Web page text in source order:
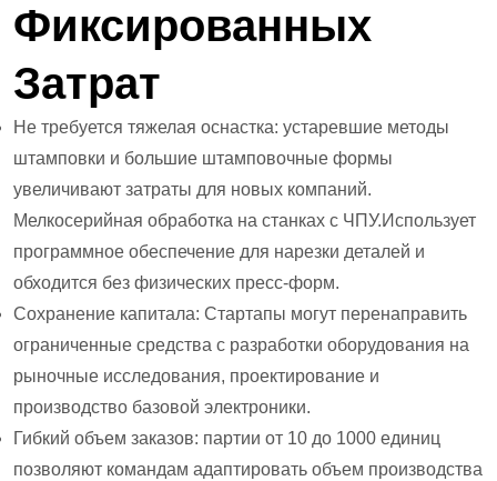
Фиксированных
Затрат
Не требуется тяжелая оснастка: устаревшие методы
штамповки и большие штамповочные формы
увеличивают затраты для новых компаний.
Мелкосерийная обработка на станках с ЧПУ.Использует
программное обеспечение для нарезки деталей и
обходится без физических пресс-форм.
Сохранение капитала: Стартапы могут перенаправить
ограниченные средства с разработки оборудования на
рыночные исследования, проектирование и
производство базовой электроники.
Гибкий объем заказов: партии от 10 до 1000 единиц
позволяют командам адаптировать объем производства